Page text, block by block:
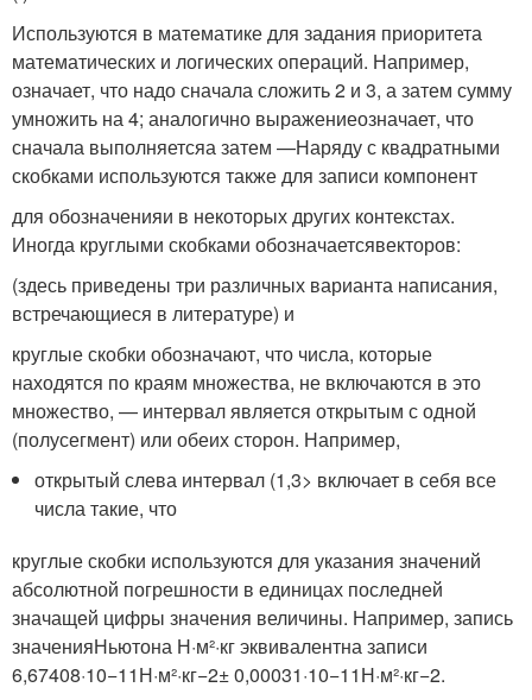
Используются в математике для задания приоритета
математических и логических операций. Например,
означает, что надо сначала сложить 2 и 3, а затем сумму
умножить на 4; аналогично выражениеозначает, что
сначала выполняетсяа затем —Наряду с квадратными
скобками используются также для записи компонент
для обозначенияи в некоторых других контекстах.
Иногда круглыми скобками обозначаетсявекторов:
(здесь приведены три различных варианта написания,
встречающиеся в литературе) и
круглые скобки обозначают, что числа, которые
находятся по краям множества, не включаются в это
множество, — интервал является открытым с одной
(полусегмент) или обеих сторон. Например,
открытый слева интервал (1,3> включает в себя все
числа такие, что
круглые скобки используются для указания значений
абсолютной погрешности в единицах последней
значащей цифры значения величины. Например, запись
значенияНьютона Н·м²·кгэквивалентна записи
6,67408·10−11Н·м²·кг−2± 0,00031·10−11Н·м²·кг−2.